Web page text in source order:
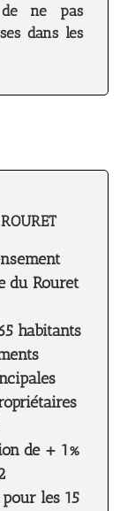
de ne pas
dans les
du Rouret
habitants
de + 1%
les 15